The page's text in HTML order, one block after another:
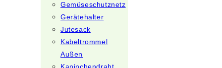
Gemüseschutznetz
Gerätehalter
Jutesack
Kabeltrommel
Außen